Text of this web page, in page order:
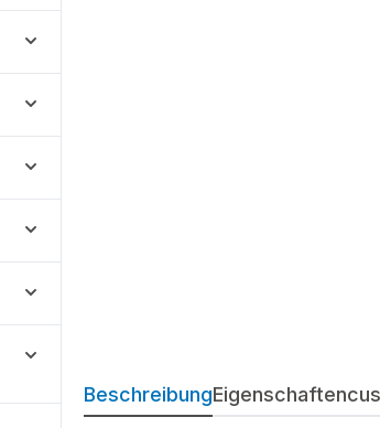
BeschreibungEigenschaften